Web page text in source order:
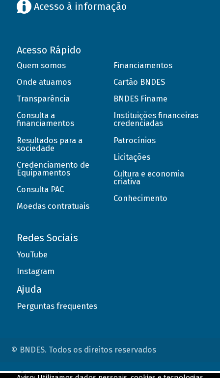
Acesso à informação
Acesso Rápido
Quem somos
Onde atuamos
Transparência
Consulta a
financiamentos
Resultados para a
sociedade
Credenciamento de
Equipamentos
Consulta PAC
Moedas contratuais
Financiamentos
Cartão BNDES
BNDES Finame
Instituições financeiras
credenciadas
Patrocínios
Licitações
Cultura e economia
criativa
Conhecimento
Redes Sociais
YouTube
Instagram
Ajuda
Perguntas frequentes
© BNDES. Todos os direitos reservados
ConteÃºdo complementar